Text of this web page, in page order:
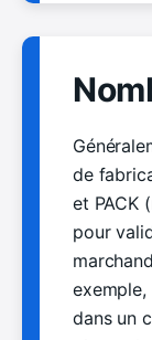
de
et PACK
pour
dans un